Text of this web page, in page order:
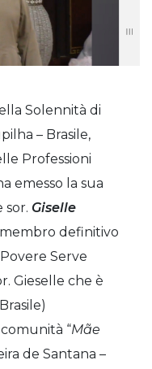
Solennità di
– Brasile,
Professioni
emesso la sua
sor. Giselle
definitivo
Serve
Gieselle che è
“Mãe
de Santana –